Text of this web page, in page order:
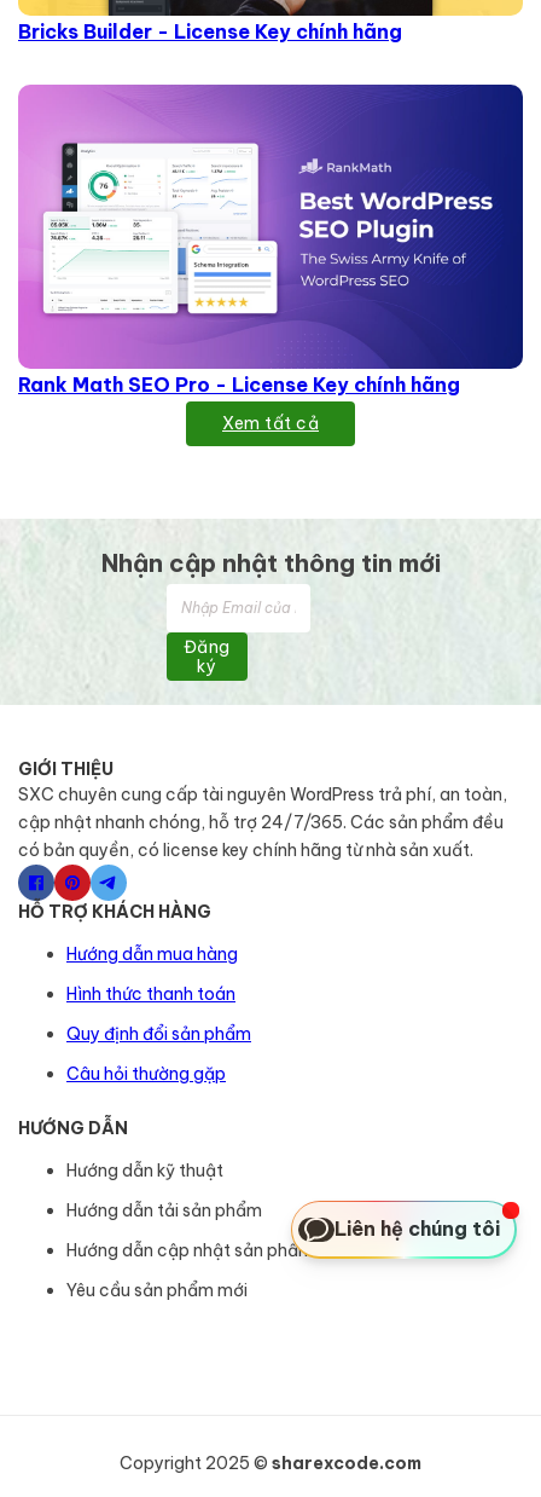
Bricks Builder - License Key chính hãng
Rank Math SEO Pro - License Key chính hãng
Xem tất cả
Nhận cập nhật thông tin mới
Đăng
ký
GIỚI THIỆU
SXC chuyên cung cấp tài nguyên WordPress trả phí, an toàn,
cập nhật nhanh chóng, hỗ trợ 24/7/365. Các sản phẩm đều
có bản quyền, có license key chính hãng từ nhà sản xuất.
HỖ TRỢ KHÁCH HÀNG
Hướng dẫn mua hàng
Hình thức thanh toán
Quy định đổi sản phẩm
Câu hỏi thường gặp
HƯỚNG DẪN
Hướng dẫn kỹ thuật
Hướng dẫn tải sản phẩm
Hướng dẫn cập nhật sản phẩm
Yêu cầu sản phẩm mới
Copyright 2025 © sharexcode.com
Liên hệ chúng tôi